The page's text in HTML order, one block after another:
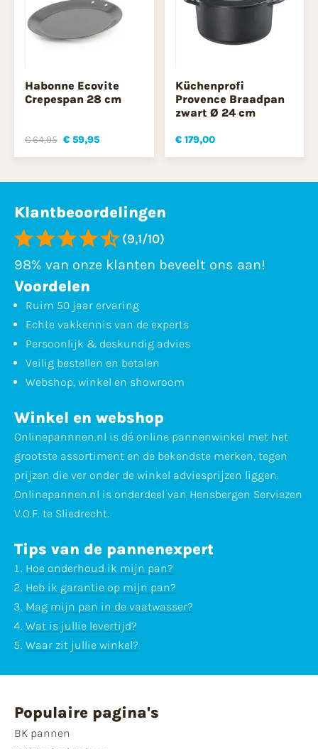
Habonne Ecovite
Crepespan 28 cm
€ 64,95 € 59,95
Küchenprofi
Provence Braadpan
zwart Ø 24 cm
€ 179,00
Klantbeoordelingen
(9,1/10)
98% van onze klanten beveelt ons aan!
Voordelen
Ruim 50 jaar ervaring
Echte vakkennis van de experts
Persoonlijk & deskundig advies
Veilig bestellen en betalen
Webshop, winkel en showroom
Winkel en webshop
Onlinepannnen.nl is dé online pannenwinkel met het
grootste assortiment en de bekendste merken, tegen
prijzen die ver onder de winkel adviesprijzen liggen.
Onlinepannen.nl is onderdeel van Hensbergen Serviezen
V.O.F. te Sliedrecht.
Tips van de pannenexpert
Hoe onderhoud ik mijn pan?
Heb ik garantie op mijn pan?
Mag mijn pan in de vaatwasser?
Wat is jullie levertijd?
Waar zit jullie winkel?
Populaire pagina's
BK pannen